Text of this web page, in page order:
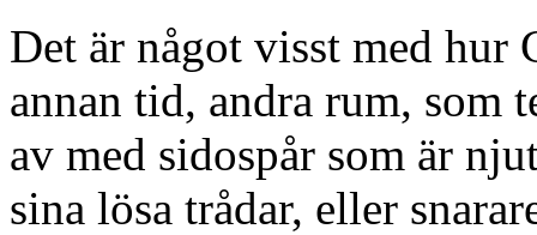
Det är något visst med hur
annan tid, andra rum, som
av med sidospår som är
sina lösa trådar, eller